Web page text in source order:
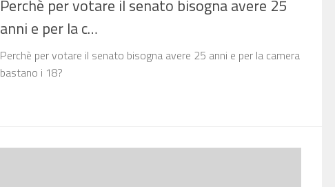
Perchè per votare il senato bisogna avere 25
anni e per la c…
Perchè per votare il senato bisogna avere 25 anni e per la camera
bastano i 18?